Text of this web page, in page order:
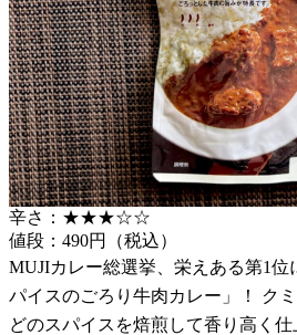
辛さ：★★★☆☆
値段：490円（税込）
MUJIカレー総選挙、栄えある第1位
パイスのごろり牛肉カレー」！ ク
どのスパイスを焙煎して香り高く